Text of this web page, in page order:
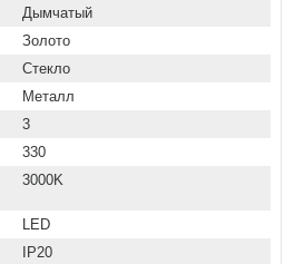
Дымчатый
Золото
Стекло
Металл
3
330
3000K
LED
IP20